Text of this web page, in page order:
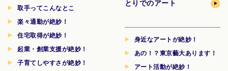
取手ってこんなとこ
楽々通勤が絶妙！
住宅取得が絶妙！
起業・創業支援が絶妙！
子育てしやすさが絶妙！
とりでのアート
身近なアートが絶妙！
あの！？東京藝大あります！
アート活動が絶妙！